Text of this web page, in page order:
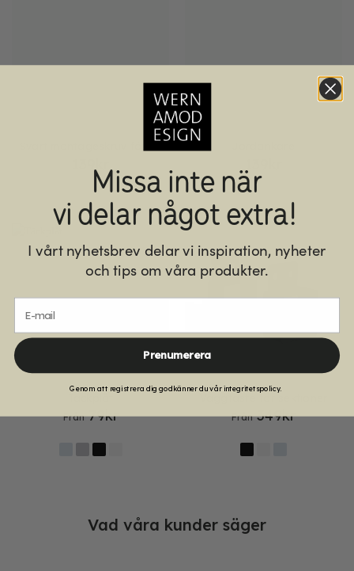
Från 79kr Från 349kr
Vad våra kunder säger
Missa inte när
vi delar något extra!
I vårt nyhetsbrev delar vi inspiration, nyheter
och tips om våra produkter.
E-mail
Prenumerera
Genom att registrera dig godkänner du vår integritetspolicy.